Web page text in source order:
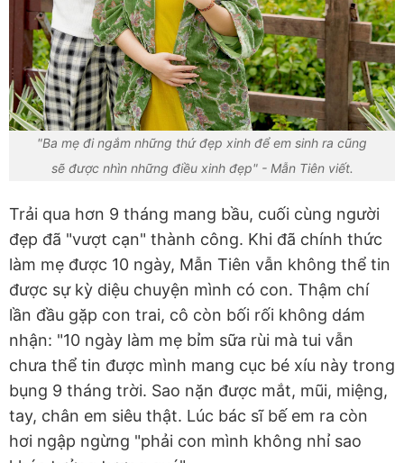
"Ba mẹ đi ngắm những thứ đẹp xinh để em sinh ra cũng
sẽ được nhìn những điều xinh đẹp" - Mẫn Tiên viết.
Trải qua hơn 9 tháng mang bầu, cuối cùng người
đẹp đã "vượt cạn" thành công. Khi đã chính thức
làm mẹ được 10 ngày, Mẫn Tiên vẫn không thể tin
được sự kỳ diệu chuyện mình có con. Thậm chí
lần đầu gặp con trai, cô còn bối rối không dám
nhận: "10 ngày làm mẹ bỉm sữa rùi mà tui vẫn
chưa thể tin được mình mang cục bé xíu này trong
bụng 9 tháng trời. Sao nặn được mắt, mũi, miệng,
tay, chân em siêu thật. Lúc bác sĩ bế em ra còn
hơi ngập ngừng "phải con mình không nhỉ sao